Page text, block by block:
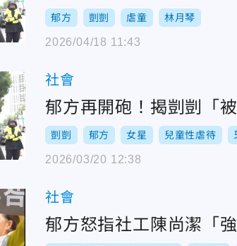
郁方 剴剴 虐童 林月琴
2026/04/18 11:43
社會
郁方再開砲！揭剴剴「
剴剴 郁方 女星 兒童性虐待
2026/03/20 12:38
社會
郁方怒指社工陳尚潔「